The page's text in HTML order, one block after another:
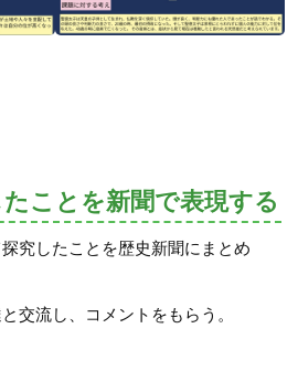
たことを新聞で表現する
究したことを歴史新聞にまとめ
交流し、コメントをもらう。